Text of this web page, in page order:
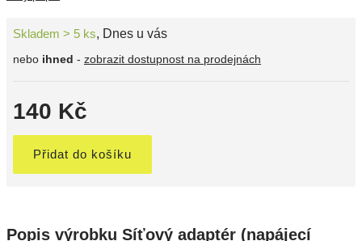
Skladem > 5 ks, Dnes u vás
nebo ihned - zobrazit dostupnost na prodejnách
140 Kč
Přidat do košíku
Popis výrobku Síťový adaptér (napájecí